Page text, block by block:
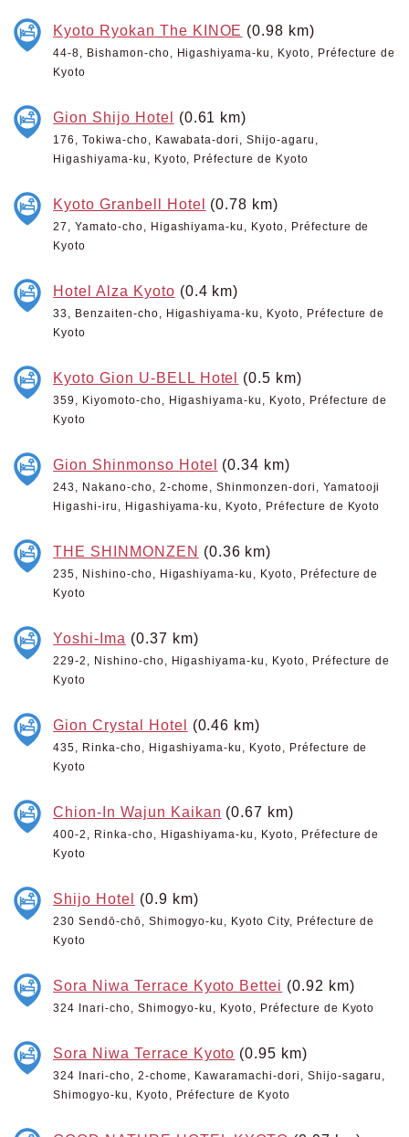
Kyoto Ryokan The KINOE (0.98 km)
44-8, Bishamon-cho, Higashiyama-ku, Kyoto, Préfecture de
Kyoto
Gion Shijo Hotel (0.61 km)
176, Tokiwa-cho, Kawabata-dori, Shijo-agaru,
Higashiyama-ku, Kyoto, Préfecture de Kyoto
Kyoto Granbell Hotel (0.78 km)
27, Yamato-cho, Higashiyama-ku, Kyoto, Préfecture de
Kyoto
Hotel Alza Kyoto (0.4 km)
33, Benzaiten-cho, Higashiyama-ku, Kyoto, Préfecture de
Kyoto
Kyoto Gion U-BELL Hotel (0.5 km)
359, Kiyomoto-cho, Higashiyama-ku, Kyoto, Préfecture de
Kyoto
Gion Shinmonso Hotel (0.34 km)
243, Nakano-cho, 2-chome, Shinmonzen-dori, Yamatooji
Higashi-iru, Higashiyama-ku, Kyoto, Préfecture de Kyoto
THE SHINMONZEN (0.36 km)
235, Nishino-cho, Higashiyama-ku, Kyoto, Préfecture de
Kyoto
Yoshi-Ima (0.37 km)
229-2, Nishino-cho, Higashiyama-ku, Kyoto, Préfecture de
Kyoto
Gion Crystal Hotel (0.46 km)
435, Rinka-cho, Higashiyama-ku, Kyoto, Préfecture de
Kyoto
Chion-In Wajun Kaikan (0.67 km)
400-2, Rinka-cho, Higashiyama-ku, Kyoto, Préfecture de
Kyoto
Shijo Hotel (0.9 km)
230 Sendō-chō, Shimogyo-ku, Kyoto City, Préfecture de
Kyoto
Sora Niwa Terrace Kyoto Bettei (0.92 km)
324 Inari-cho, Shimogyo-ku, Kyoto, Préfecture de Kyoto
Sora Niwa Terrace Kyoto (0.95 km)
324 Inari-cho, 2-chome, Kawaramachi-dori, Shijo-sagaru,
Shimogyo-ku, Kyoto, Préfecture de Kyoto